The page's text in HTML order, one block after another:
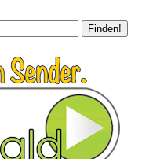
Finden!